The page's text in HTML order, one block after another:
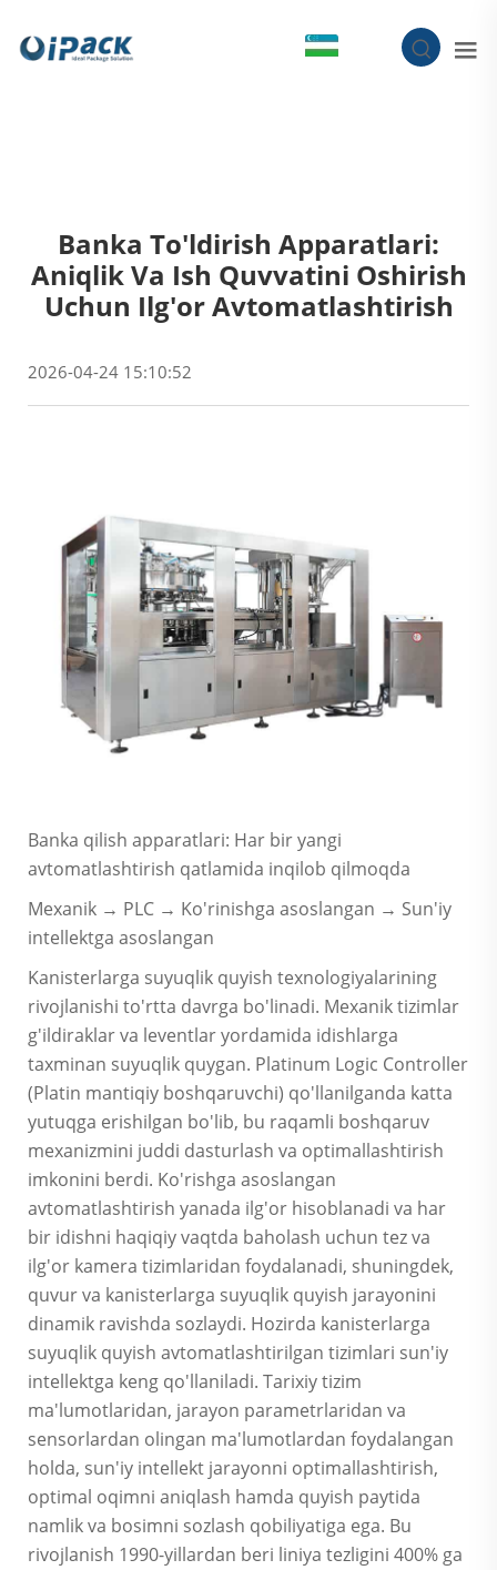
Banka To'ldirish Apparatlari:
Aniqlik Va Ish Quvvatini Oshirish
Uchun Ilg'or Avtomatlashtirish
2026-04-24 15:10:52
Banka qilish apparatlari: Har bir yangi
avtomatlashtirish qatlamida inqilob qilmoqda
Mexanik → PLC → Ko'rinishga asoslangan → Sun'iy
intellektga asoslangan
Kanisterlarga suyuqlik quyish texnologiyalarining
rivojlanishi to'rtta davrga bo'linadi. Mexanik tizimlar
g'ildiraklar va leventlar yordamida idishlarga
taxminan suyuqlik quygan. Platinum Logic Controller
(Platin mantiqiy boshqaruvchi) qo'llanilganda katta
yutuqga erishilgan bo'lib, bu raqamli boshqaruv
mexanizmini juddi dasturlash va optimallashtirish
imkonini berdi. Ko'rishga asoslangan
avtomatlashtirish yanada ilg'or hisoblanadi va har
bir idishni haqiqiy vaqtda baholash uchun tez va
ilg'or kamera tizimlaridan foydalanadi, shuningdek,
quvur va kanisterlarga suyuqlik quyish jarayonini
dinamik ravishda sozlaydi. Hozirda kanisterlarga
suyuqlik quyish avtomatlashtirilgan tizimlari sun'iy
intellektga keng qo'llaniladi. Tarixiy tizim
ma'lumotlaridan, jarayon parametrlaridan va
sensorlardan olingan ma'lumotlardan foydalangan
holda, sun'iy intellekt jarayonni optimallashtirish,
optimal oqimni aniqlash hamda quyish paytida
namlik va bosimni sozlash qobiliyatiga ega. Bu
rivojlanish 1990-yillardan beri liniya tezligini 400% ga